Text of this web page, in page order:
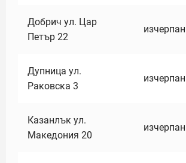
Добрич ул. Цар
Петър 22
изчерпан
Дупница ул.
Раковска 3
изчерпан
Казанлък ул.
Македония 20
изчерпан